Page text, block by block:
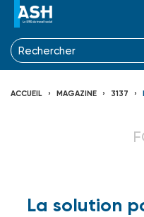
ACCUEIL MAGAZINE 3137
La solution